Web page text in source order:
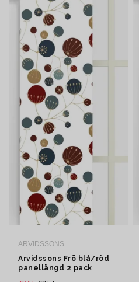
ARVIDSSONS
Arvidssons Frö blå/röd
panellängd 2 pack